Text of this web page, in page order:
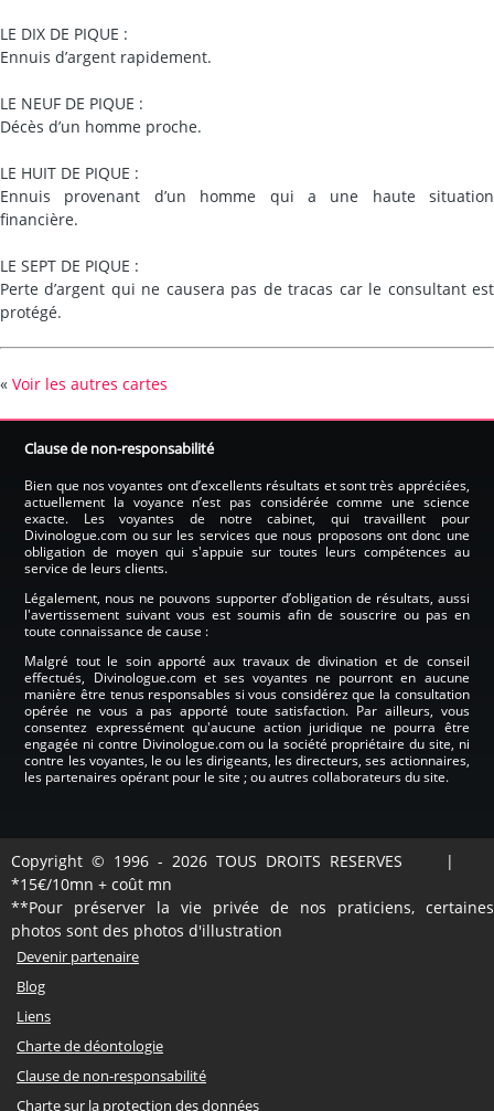
LE DIX DE PIQUE :
Ennuis d’argent rapidement.
LE NEUF DE PIQUE :
Décès d’un homme proche.
LE HUIT DE PIQUE :
Ennuis provenant d’un homme qui a une haute situation
financière.
LE SEPT DE PIQUE :
Perte d’argent qui ne causera pas de tracas car le consultant est
protégé.
« Voir les autres cartes
Clause de non-responsabilité
Bien que nos voyantes ont d’excellents résultats et sont très appréciées,
actuellement la voyance n’est pas considérée comme une science
exacte. Les voyantes de notre cabinet, qui travaillent pour
Divinologue.com ou sur les services que nous proposons ont donc une
obligation de moyen qui s'appuie sur toutes leurs compétences au
service de leurs clients.
Légalement, nous ne pouvons supporter d’obligation de résultats, aussi
l'avertissement suivant vous est soumis afin de souscrire ou pas en
toute connaissance de cause :
Malgré tout le soin apporté aux travaux de divination et de conseil
effectués, Divinologue.com et ses voyantes ne pourront en aucune
manière être tenus responsables si vous considérez que la consultation
opérée ne vous a pas apporté toute satisfaction. Par ailleurs, vous
consentez expressément qu'aucune action juridique ne pourra être
engagée ni contre Divinologue.com ou la société propriétaire du site, ni
contre les voyantes, le ou les dirigeants, les directeurs, ses actionnaires,
les partenaires opérant pour le site ; ou autres collaborateurs du site.
Copyright © 1996 - 2026 TOUS DROITS RESERVES |
*15€/10mn + coût mn
**Pour préserver la vie privée de nos praticiens, certaines
photos sont des photos d'illustration
Devenir partenaire
Blog
Liens
Charte de déontologie
Clause de non-responsabilité
Charte sur la protection des données